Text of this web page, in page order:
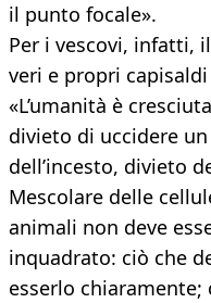
il punto focale».
Per i vescovi, infatti,
veri e propri
«L’umanità è
divieto di uccidere
dell’incesto, divieto
Mescolare delle
animali non deve
inquadrato: ciò che
esserlo chiaramente;